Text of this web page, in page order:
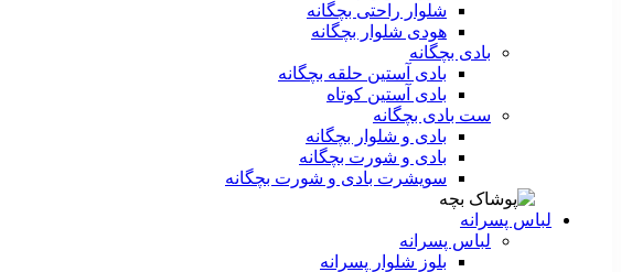
شلوار راحتی بچگانه
هودی شلوار بچگانه
بادی بچگانه
بادی آستین حلقه بچگانه
بادی آستین کوتاه
ست‌ بادی بچگانه
بادی و شلوار بچگانه
بادی و شورت بچگانه
سویشرت بادی و شورت بچگانه
لباس پسرانه
لباس پسرانه
بلوز شلوار پسرانه